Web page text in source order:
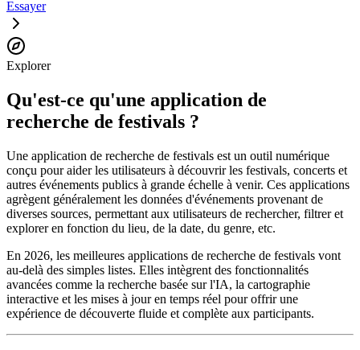
Essayer
Explorer
Qu'est-ce qu'une application de
recherche de festivals ?
Une application de recherche de festivals est un outil numérique
conçu pour aider les utilisateurs à découvrir les festivals, concerts et
autres événements publics à grande échelle à venir. Ces applications
agrègent généralement les données d'événements provenant de
diverses sources, permettant aux utilisateurs de rechercher, filtrer et
explorer en fonction du lieu, de la date, du genre, etc.
En 2026, les meilleures applications de recherche de festivals vont
au-delà des simples listes. Elles intègrent des fonctionnalités
avancées comme la recherche basée sur l'IA, la cartographie
interactive et les mises à jour en temps réel pour offrir une
expérience de découverte fluide et complète aux participants.